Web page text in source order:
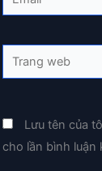
Trang
web
Lưu tên của
cho lần bình luận